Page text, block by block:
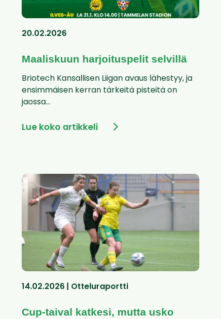
20.02.2026
Maaliskuun harjoituspelit selvillä
Briotech Kansallisen Liigan avaus lähestyy, ja
ensimmäisen kerran tärkeitä pisteitä on
jaossa...
Lue koko artikkeli
14.02.2026 | Otteluraportti
Cup-taival katkesi, mutta usko